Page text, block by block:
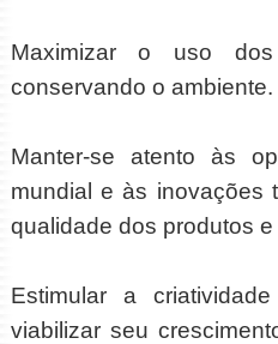
Maximizar o uso
conservando o ambiente.
Manter-se atento às
mundial e às inovações
qualidade dos produtos
Estimular a
viabilizar seu